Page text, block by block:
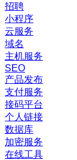
招聘
小程序
云服务
域名
主机服务
SEO
产品发布
支付服务
接码平台
个人链接
数据库
加密服务
在线工具